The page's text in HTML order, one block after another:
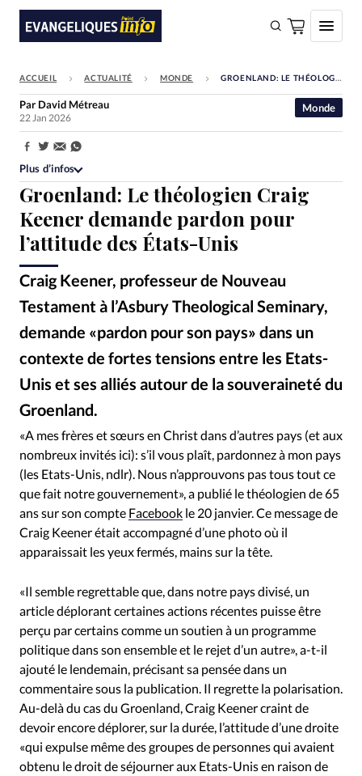
FAIRE UN DON
Faire un don
Eglises
Société
Bible
Toute l'actualité
Se connecter
Devise:CHF
RUBRIQUES
Toute l'actualité Bible Culture
Economie
Eglises
Histoire
Mission
Monde People Politique
Religions
Société
ACCUEIL ACTUALITÉ MONDE GROENLAND: LE THÉOLOGIEN CRAIG KEENER DEMANDE PARDON POUR L’ATTITUDE DES ÉTATS-UNIS
Groenland: Le théologien Craig
Keener demande pardon pour
l’attitude des États-Unis
Craig Keener, professeur de Nouveau
Testament à l’Asbury Theological Seminary,
demande «pardon pour son pays» dans un
contexte de fortes tensions entre les Etats-
Unis et ses alliés autour de la souveraineté du
Groenland.
Monde
Par David Métreau
22 Jan 2026
Partager:
Plus d’infos
«A mes frères et sœurs en Christ dans d’autres pays (et aux
nombreux invités ici): s’il vous plaît, pardonnez à mon pays
(les Etats-Unis, ndlr). Nous n’approuvons pas tous tout ce
que fait notre gouvernement», a publié le théologien de 65
ans sur son compte Facebook le 20 janvier. Ce message de
Craig Keener était accompagné d’une photo où il
apparaissait les yeux fermés, mains sur la tête.
«Il semble regrettable que, dans notre pays divisé, un
article déplorant certaines actions récentes puisse être
perçu par certains comme un soutien à un programme
politique dans son ensemble et le rejet d’un autre», a-t-il
ajouté le lendemain, précisant sa pensée dans un
commentaire sous la publication. Il regrette la polarisation.
Au-delà du cas du Groenland, Craig Keener craint de
devoir encore déplorer, sur la durée, l’attitude d’une droite
«qui expulse même des groupes de personnes qui avaient
obtenu le droit de séjourner aux Etats-Unis en raison de